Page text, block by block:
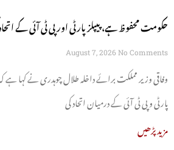
حکومت محفوظ ہے، پیپلز پارٹی اور پی ٹی آئی کے
چوہدری
August 7, 2026 No Comments
وفاقی وزیر مملکت برائے داخلہ طلال چوہدری نے کہا ہے
پارٹی و پی ٹی آئی کے درمیان اتحاد کی
مزید پڑھیں